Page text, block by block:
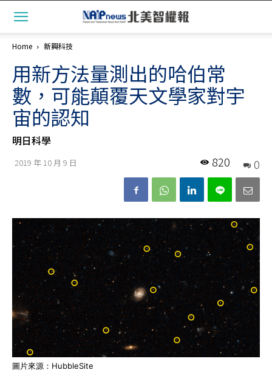
Home 新興科技
用新方法量測出的哈伯常
數，可能顛覆天文學家對宇
宙的認知
明日科學
2019 年 10 月 9 日 0
820
圖片來源：HubbleSite